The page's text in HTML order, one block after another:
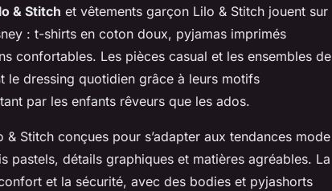
& Stitch et vêtements garçon Lilo & Stitch jouent sur
: t-shirts en coton doux, pyjamas imprimés
confortables. Les pièces casual et les ensembles de
le dressing quotidien grâce à leurs motifs
par les enfants rêveurs que les ados.
Stitch conçues pour s’adapter aux tendances mode
pastels, détails graphiques et matières agréables. La
et la sécurité, avec des bodies et pyjashorts